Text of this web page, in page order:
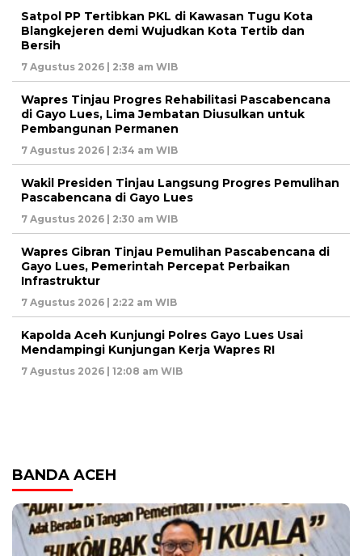
Satpol PP Tertibkan PKL di Kawasan Tugu Kota
Blangkejeren demi Wujudkan Kota Tertib dan
Bersih
7 Agustus 2026 | 2:38 am WIB
Wapres Tinjau Progres Rehabilitasi Pascabencana
di Gayo Lues, Lima Jembatan Diusulkan untuk
Pembangunan Permanen
7 Agustus 2026 | 2:34 am WIB
Wakil Presiden Tinjau Langsung Progres Pemulihan
Pascabencana di Gayo Lues
7 Agustus 2026 | 2:30 am WIB
Wapres Gibran Tinjau Pemulihan Pascabencana di
Gayo Lues, Pemerintah Percepat Perbaikan
Infrastruktur
7 Agustus 2026 | 2:22 am WIB
Kapolda Aceh Kunjungi Polres Gayo Lues Usai
Mendampingi Kunjungan Kerja Wapres RI
7 Agustus 2026 | 12:08 am WIB
BANDA ACEH